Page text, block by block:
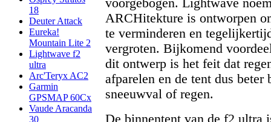
18
Deuter Attack
Eureka!
Mountain Lite 2
Lightwave f2
ultra
Arc'Teryx AC2
Garmin
GPSMAP 60Cx
Vaude Aracanda
30
voorgebogen. Lightwave
ARCHitekture is ontworpen
te verminderen en
vergroten. Bijkomend
dit ontwerp is het feit dat
afparelen en de tent dus beter
sneeuwval of regen.
De binnentent van de f2 ultra